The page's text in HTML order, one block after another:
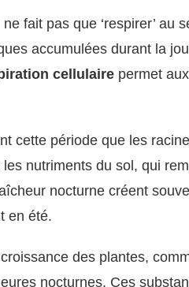
fait pas que ‘respirer’ au
accumulées durant la
cellulaire permet
cette période que les
les nutriments du sol, qui
nocturne créent
en été.
des plantes,
nocturnes. Ces